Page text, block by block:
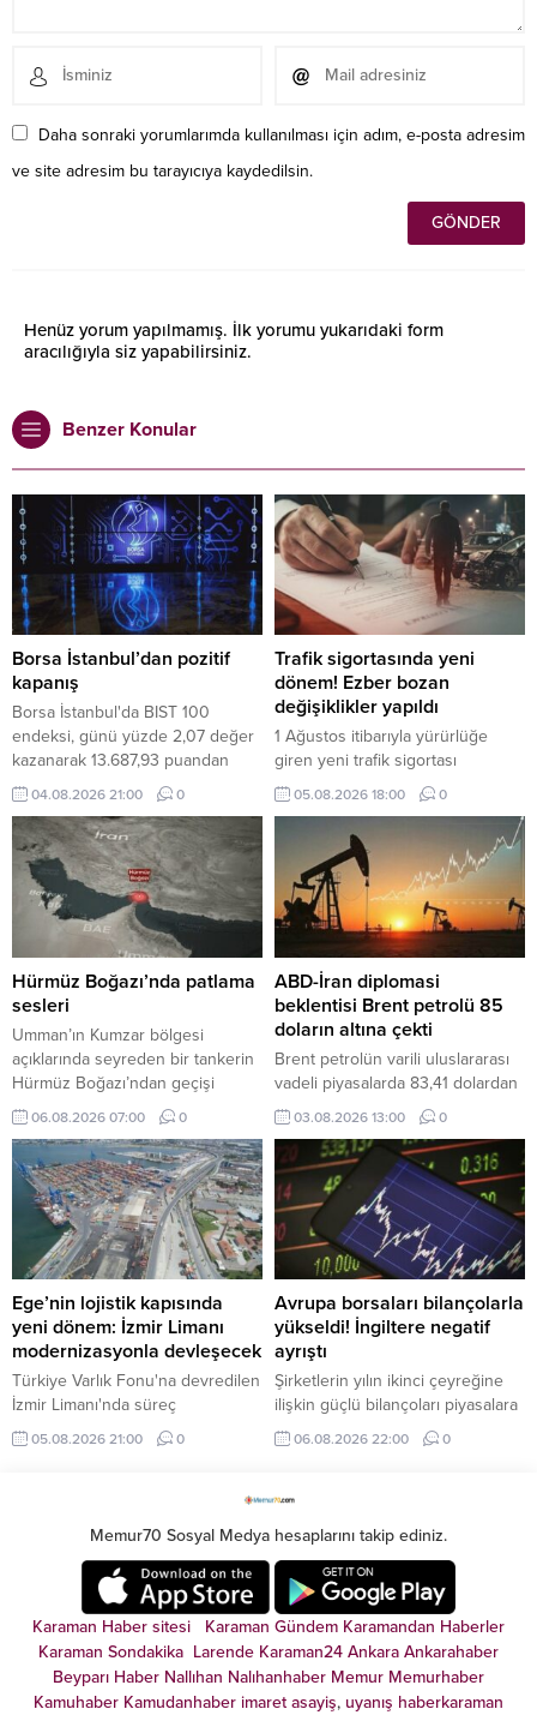
Daha sonraki yorumlarımda kullanılması için adım, e-posta adresim
ve site adresim bu tarayıcıya kaydedilsin.
Henüz yorum yapılmamış. İlk yorumu yukarıdaki form
aracılığıyla siz yapabilirsiniz.
Benzer Konular
Borsa İstanbul’dan pozitif
kapanış
Borsa İstanbul'da BIST 100
endeksi, günü yüzde 2,07 değer
kazanarak 13.687,93 puandan
tamamladı.
04.08.2026 21:00 0
Trafik sigortasında yeni
dönem! Ezber bozan
değişiklikler yapıldı
1 Ağustos itibarıyla yürürlüğe
giren yeni trafik sigortası
düzenlemesiyle eksper atamaları
dijital sistem üzerinden yapılacak,
40 bin TL üzerindeki hasarlarda
bağımsız eksper incelemesi
zorunlu olacak.
05.08.2026 18:00 0
Hürmüz Boğazı’nda patlama
sesleri
Umman’ın Kumzar bölgesi
açıklarında seyreden bir tankerin
Hürmüz Boğazı’ndan geçişi
sırasında gemi yakınında iki
patlama sesi duyulduğu bildirildi.
06.08.2026 07:00 0
ABD-İran diplomasi
beklentisi Brent petrolü 85
doların altına çekti
Brent petrolün varili uluslararası
vadeli piyasalarda 83,41 dolardan
işlem görüyor.
03.08.2026 13:00 0
Ege’nin lojistik kapısında
yeni dönem: İzmir Limanı
modernizasyonla devleşecek
Türkiye Varlık Fonu'na devredilen
İzmir Limanı'nda süreç
tamamlandı. Mülkiyeti kamuda
kalacak dev tesis, Alport
küresel lojistik merkezine
05.08.2026 21:00 0
Avrupa borsaları bilançolarla
yükseldi! İngiltere negatif
ayrıştı
Şirketlerin yılın ikinci çeyreğine
ilişkin güçlü bilançoları piyasalara
pozitif yansımaya devam ediyor.
Güçlü şirket bilançolarının
İngiltere hariç günü yükselişle
tamamladı.
06.08.2026 22:00 0
Memur70 Sosyal Medya hesaplarını takip ediniz.
Karaman Haber sitesi Karaman Gündem Karamandan Haberler
Karaman Sondakika Larende Karaman24 Ankara Ankarahaber
Beyparı Haber Nallıhan Nalıhanhaber Memur Memurhaber
Kamuhaber Kamudanhaber imaret asayiş, uyanış haberkaraman